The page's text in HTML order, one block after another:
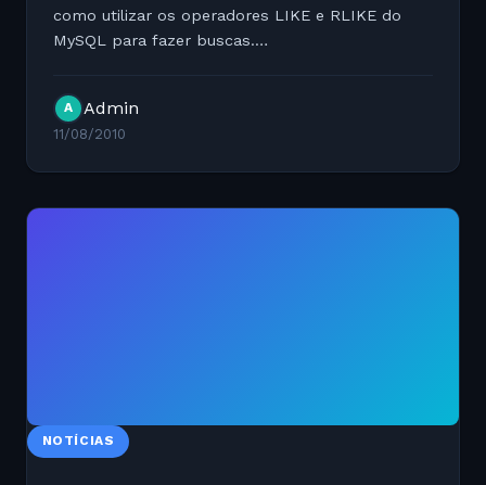
como utilizar os operadores LIKE e RLIKE do
MySQL para fazer buscas.
A Admin
11/08/2010
NOTÍCIAS